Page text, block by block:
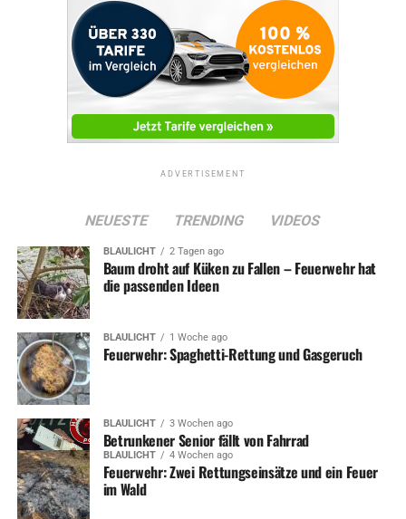
ADVERTISEMENT
NEUESTE TRENDING VIDEOS
BLAULICHT 2 Tagen ago
Baum droht auf Küken zu Fallen – Feuerwehr hat
die passenden Ideen
BLAULICHT 1 Woche ago
Feuerwehr: Spaghetti-Rettung und Gasgeruch
BLAULICHT 3 Wochen ago
Betrunkener Senior fällt von Fahrrad
BLAULICHT 4 Wochen ago
Feuerwehr: Zwei Rettungseinsätze und ein Feuer
im Wald